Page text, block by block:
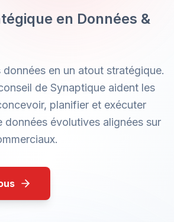
en Données &
en un atout stratégique.
de Synaptique aident les
planifier et exécuter
données évolutives alignées sur